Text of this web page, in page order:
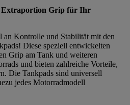
Extraportion Grip für Ihr
an Kontrolle und Stabilität mit den
Diese speziell entwickelten
Grip am Tank und weiteren
und bieten zahlreiche Vorteile,
Die Tankpads sind universell
jedes Motorradmodell